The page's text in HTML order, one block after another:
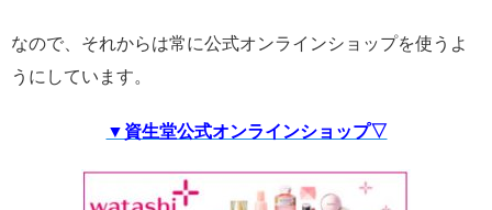
なので、それからは常に公式オンラインショップを使うよ
うにしています。
▼資生堂公式オンラインショップ▽